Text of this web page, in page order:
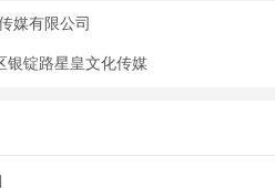
媒有限公司
银锭路星皇文化传媒